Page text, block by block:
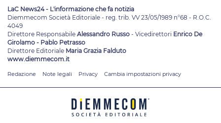
LaC News24 - L'informazione che fa notizia
Diemmecom Società Editoriale - reg. trib. VV 23/05/1989 n°68 - R.O.C.
4049
Direttore Responsabile Alessandro Russo - Vicedirettori Enrico De
Girolamo - Pablo Petrasso
Direttore Editoriale Maria Grazia Falduto
www.diemmecom.it
Redazione Note legali Privacy Cambia impostazioni privacy